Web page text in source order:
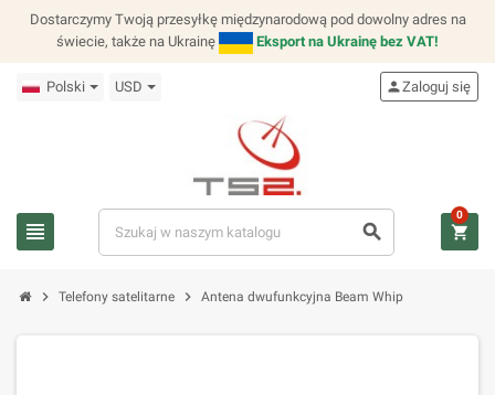
Dostarczymy Twoją przesyłkę międzynarodową pod dowolny adres na
świecie, także na Ukrainę
Eksport na Ukrainę bez VAT!
Polski USD
view_headline search
personZaloguj się
shopping_cart
0
chevron_right Telefony satelitarne chevron_right Antena dwufunkcyjna Beam Whip